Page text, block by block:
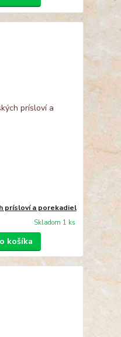
prísloví a porekadiel
Skladom 1 ks
košíka